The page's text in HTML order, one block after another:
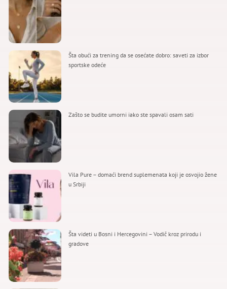
Šta obući za trening da se osećate dobro: saveti za izbor
sportske odeće
Zašto se budite umorni iako ste spavali osam sati
Vila Pure – domaći brend suplemenata koji je osvojio žene
u Srbiji
Šta videti u Bosni i Hercegovini – Vodič kroz prirodu i
gradove